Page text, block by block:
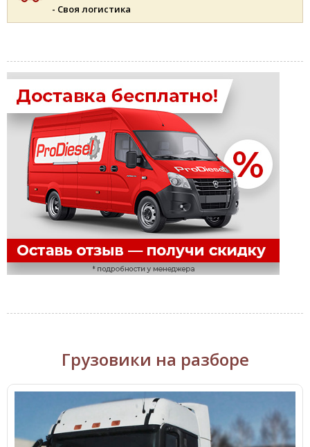
- Своя логистика
Грузовики на разборе